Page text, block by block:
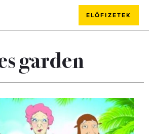
ELŐFIZETEK
garden